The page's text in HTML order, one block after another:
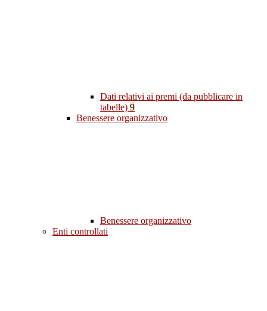
Dati relativi ai premi (da pubblicare in
tabelle) 9
Benessere organizzativo
Benessere organizzativo
Enti controllati